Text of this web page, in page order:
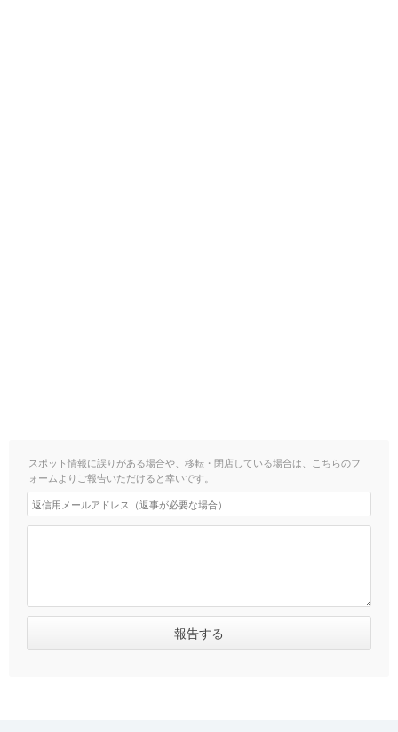
スポット情報に誤りがある場合や、移転・閉店している場合は、こちらのフ
ォームよりご報告いただけると幸いです。